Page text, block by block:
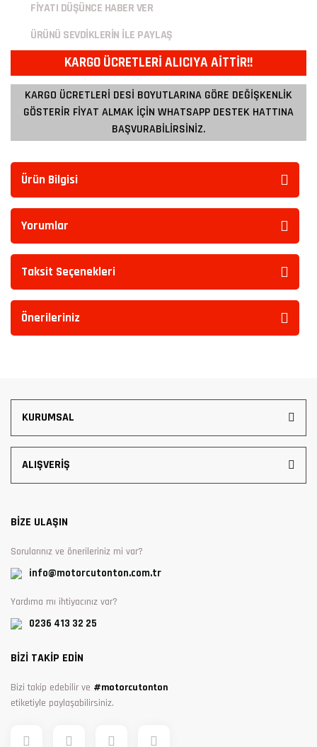
FİYATI DÜŞÜNCE HABER VER
ÜRÜNÜ SEVDİKLERİN İLE PAYLAŞ
KARGO ÜCRETLERİ ALICIYA AİTTİR!!
KARGO ÜCRETLERİ DESİ BOYUTLARINA GÖRE DEĞİŞKENLİK
GÖSTERİR FİYAT ALMAK İÇİN WHATSAPP DESTEK HATTINA
BAŞVURABİLİRSİNİZ.
Ürün Bilgisi
Yorumlar
Taksit Seçenekleri
Önerileriniz
KURUMSAL
ALIŞVERİŞ
BİZE ULAŞIN
Sorularınız ve önerileriniz mi var?
info@motorcutonton.com.tr
Yardıma mı ihtiyacınız var?
0236 413 32 25
BİZİ TAKİP EDİN
Bizi takip edebilir ve #motorcutonton
etiketiyle paylaşabilirsiniz.